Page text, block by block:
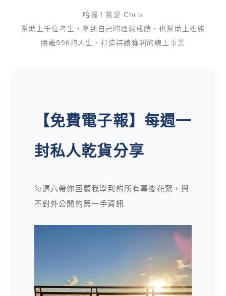
哈囉！我是 Chris
幫助上千位考生，拿到自己的理想成績，也幫助上班族
脫離996的人生，打造持續獲利的線上事業
【免費電子報】每週一
封私人乾貨分享
每週六帶你回顧我學到的所有幕後花絮，與
不對外公開的第一手資訊